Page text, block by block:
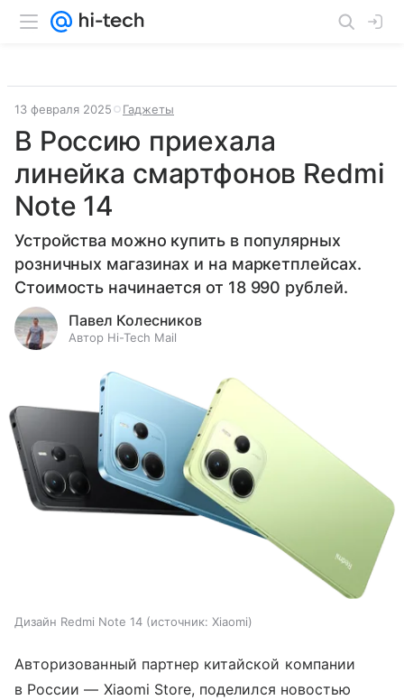
13 февраля 2025 Гаджеты
В Россию приехала
линейка смартфонов Redmi
Note 14
Устройства можно купить в популярных
розничных магазинах и на маркетплейсах.
Стоимость начинается от 18 990 рублей.
Павел Колесников
Автор Hi-Tech Mail
Дизайн Redmi Note 14 источник: Xiaomi
Авторизованный партнер китайской компании
в России — Xiaomi Store, поделился новостью